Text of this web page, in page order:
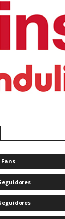
Fans